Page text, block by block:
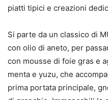
piatti tipici e creazioni
Si parte da un classico di
con olio di aneto, per
con mousse di foie gras e
menta e yuzu, che
prima portata principale,